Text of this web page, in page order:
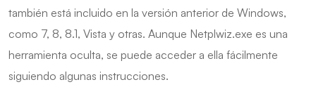
también está incluido en la versión anterior de Windows,
como 7, 8, 8.1, Vista y otras. Aunque Netplwiz.exe es una
herramienta oculta, se puede acceder a ella fácilmente
siguiendo algunas instrucciones.